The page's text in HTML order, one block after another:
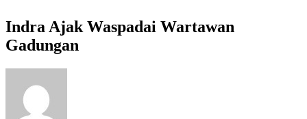
Indra Ajak Waspadai Wartawan
Gadungan